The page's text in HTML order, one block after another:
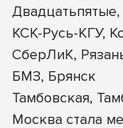
Двадцатьпятые,
КСК-Русь-КГУ,
СберЛиК,
БМЗ, Брянск
Тамбовская,
Москва стала